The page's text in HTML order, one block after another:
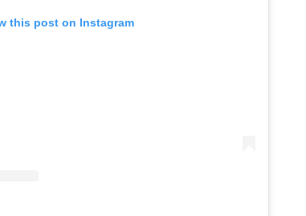
this post on Instagram